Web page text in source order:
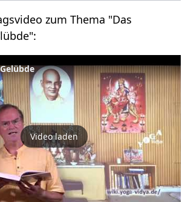
zum Thema "Das
Video laden